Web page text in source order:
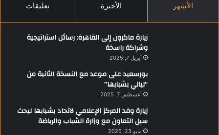
الأشهر الأخيرة تعليقات
زيارة ماكرون إلى القاهرة: رسائل استراتيجية
وشراكة راسخة
أبريل 7, 2025
بورسعيد على موعد مع النسخة الثانية من
“ليالي بشبابها”
أغسطس 7, 2025
زيارة وفد المركز الإعلامي لاتحاد بشبابها لبحث
سبل التعاون مع وزارة الشباب والرياضة
مايو 23, 2025